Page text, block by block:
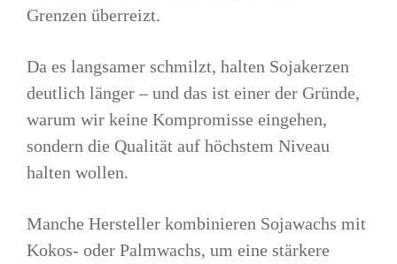
Grenzen überreizt.
Da es langsamer schmilzt, halten Sojakerzen
deutlich länger – und das ist einer der Gründe,
warum wir keine Kompromisse eingehen,
sondern die Qualität auf höchstem Niveau
halten wollen.
Manche Hersteller kombinieren Sojawachs mit
Kokos- oder Palmwachs, um eine stärkere